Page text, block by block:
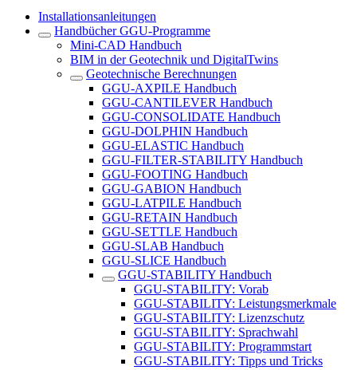
Installationsanleitungen
Handbücher GGU-Programme
Mini-CAD Handbuch
BIM in der Geotechnik und DigitalTwins
Geotechnische Berechnungen
GGU-AXPILE Handbuch
GGU-CANTILEVER Handbuch
GGU-CONSOLIDATE Handbuch
GGU-DOLPHIN Handbuch
GGU-ELASTIC Handbuch
GGU-FILTER-STABILITY Handbuch
GGU-FOOTING Handbuch
GGU-GABION Handbuch
GGU-LATPILE Handbuch
GGU-RETAIN Handbuch
GGU-SETTLE Handbuch
GGU-SLAB Handbuch
GGU-SLICE Handbuch
GGU-STABILITY Handbuch
GGU-STABILITY: Vorab
GGU-STABILITY: Leistungsmerkmale
GGU-STABILITY: Lizenzschutz
GGU-STABILITY: Sprachwahl
GGU-STABILITY: Programmstart
GGU-STABILITY: Tipps und Tricks